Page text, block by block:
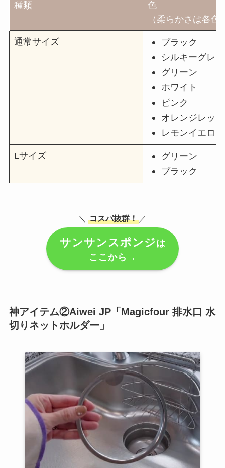
種類
色
（柔らかさは各色
通常サイズ
ブラック
シルキーグレー
グリーン
ホワイト
ピンク
オレンジレッド
レモンイエロー
Lサイズ
グリーン
ブラック
＼ コスパ抜群！ ／
サンサンスポンジは
ここから→
神アイテム②Aiwei JP「Magicfour 排水口 水
切りネットホルダー」